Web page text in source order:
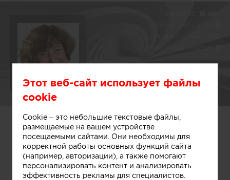
Надежда Неслуховская
Nadezhda Neslukhovskaya
Этот веб-сайт использует файлы
cookie
Cookie – это небольшие текстовые файлы,
размещаемые на вашем устройстве
посещаемыми сайтами. Они необходимы для
корректной работы основных функций сайта
(например, авторизации), а также помогают
персонализировать контент и анализировать
эффективность рекламы для специалистов.